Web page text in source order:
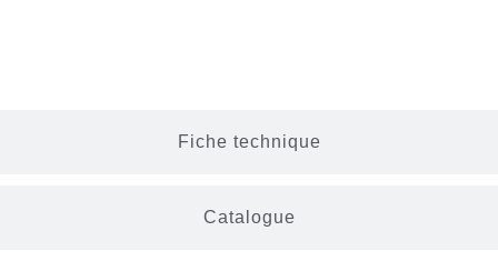
Fiche technique
Catalogue